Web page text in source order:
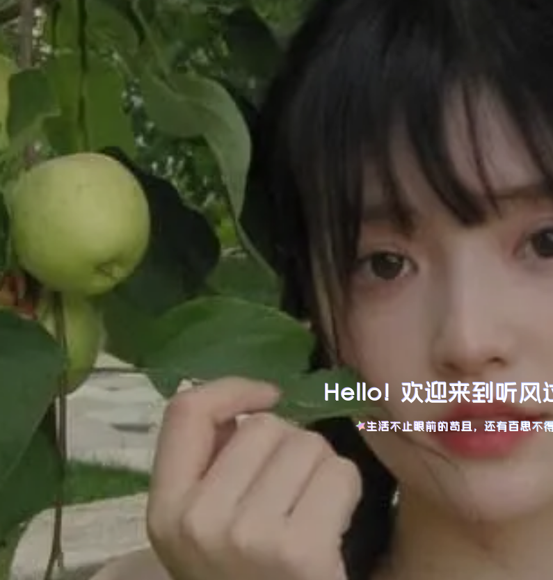
Hello! 欢迎来到听风
生活不止眼前的苟且，还有百思不得